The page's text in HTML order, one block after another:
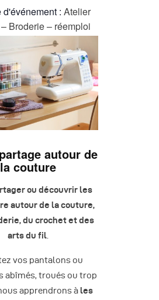
d'événement : Atelier
Broderie – réemploi
autour de
la couture
ou découvrir les
autour de la couture,
du crochet et des
arts du fil
vos pantalons ou
abîmés, troués ou trop
apprendrons àles